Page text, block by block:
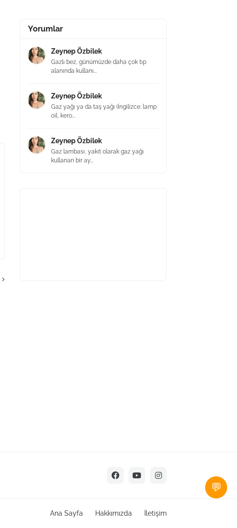
Yorumlar
Zeynep Özbilek
Gazlı bez, günümüzde daha çok tıp
alanında kullanı...
Zeynep Özbilek
Gaz yağı ya da taş yağı (İngilizce: lamp
oil, kero...
Zeynep Özbilek
Gaz lambası, yakıt olarak gaz yağı
kullanan bir ay...
Ana Sayfa Hakkımızda İletişim
💬